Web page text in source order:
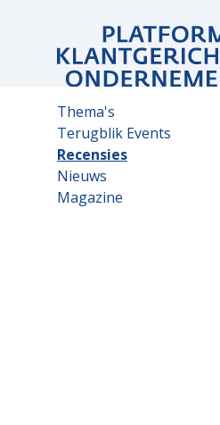
Sub
navigation
Thema's
Terugblik Events
Recensies
Nieuws
Magazine